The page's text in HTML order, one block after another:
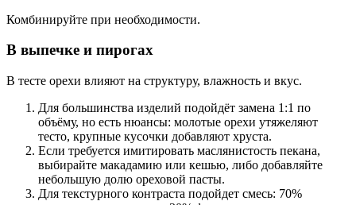
Комбинируйте при необходимости.
В выпечке и пирогах
В тесте орехи влияют на структуру, влажность и вкус.
Для большинства изделий подойдёт замена 1:1 по
объёму, но есть нюансы: молотые орехи утяжеляют
тесто, крупные кусочки добавляют хруста.
Если требуется имитировать маслянистость пекана,
выбирайте макадамию или кешью, либо добавляйте
небольшую долю ореховой пасты.
Для текстурного контраста подойдет смесь: 70%